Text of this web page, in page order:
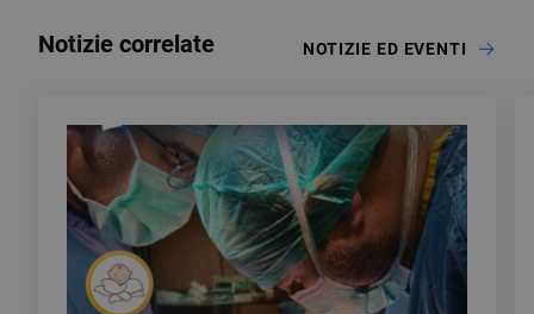
Notizie correlate NOTIZIE ED EVENTI